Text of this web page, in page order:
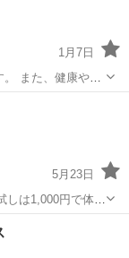
1月7日
また、健康や美
。 ※可愛い薬石2
5月23日
は1,000円で体験
ダを感じ、ほぐ
でどなたでも安